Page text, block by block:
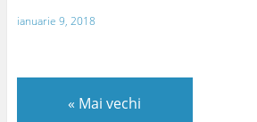
ianuarie 9, 2018
« Mai vechi